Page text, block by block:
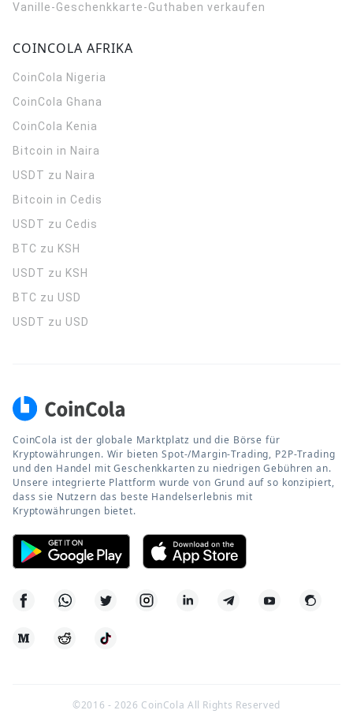
Vanille-Geschenkkarte-Guthaben verkaufen
COINCOLA AFRIKA
CoinCola Nigeria
CoinCola Ghana
CoinCola Kenia
Bitcoin in Naira
USDT zu Naira
Bitcoin in Cedis
USDT zu Cedis
BTC zu KSH
USDT zu KSH
BTC zu USD
USDT zu USD
CoinCola ist der globale Marktplatz und die Börse für
Kryptowährungen. Wir bieten Spot-/Margin-Trading, P2P-Trading
und den Handel mit Geschenkkarten zu niedrigen Gebühren an.
Unsere integrierte Plattform wurde von Grund auf so konzipiert,
dass sie Nutzern das beste Handelserlebnis mit
Kryptowährungen bietet.
©2016 -2026 CoinCola All Rights Reserved